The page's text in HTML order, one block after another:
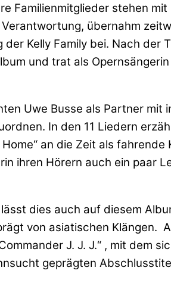
Familienmitglieder stehen
übernahm
Kelly Family bei. Nach der
und trat als
Uwe Busse als Partner mit
In den 11 Liedern
an die Zeit als
ihren Hörern auch ein paar
dies auch auf diesem
von asiatischen Klängen.
J. J. J.“ , mit dem
geprägten